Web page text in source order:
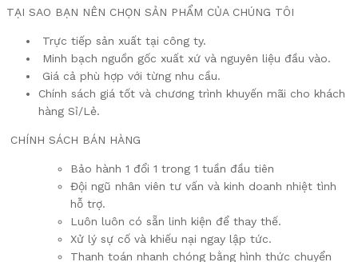
TẠI SAO BẠN NÊN CHỌN SẢN PHẨM CỦA CHÚNG TÔI
Trực tiếp sản xuất tại công ty.
Minh bạch nguồn gốc xuất xứ và nguyên liệu đầu vào.
Giá cả phù hợp với từng nhu cầu.
Chính sách giá tốt và chương trình khuyến mãi cho khách
hàng Sỉ/Lẻ.
CHÍNH SÁCH BÁN HÀNG
Bảo hành 1 đổi 1 trong 1 tuần đầu tiên
Đội ngũ nhân viên tư vấn và kinh doanh nhiệt tình
hỗ trợ.
Luôn luôn có sẵn linh kiện để thay thế.
Xử lý sự cố và khiếu nại ngay lập tức.
Thanh toán nhanh chóng bằng hình thức chuyển